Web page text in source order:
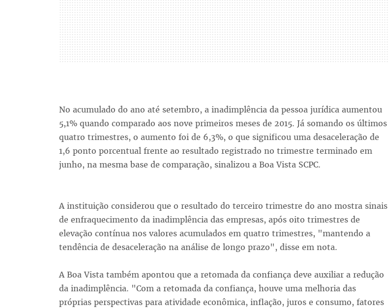
No acumulado do ano até setembro, a inadimplência da pessoa jurídica aumentou
5,1% quando comparado aos nove primeiros meses de 2015. Já somando os últimos
quatro trimestres, o aumento foi de 6,3%, o que significou uma desaceleração de
1,6 ponto porcentual frente ao resultado registrado no trimestre terminado em
junho, na mesma base de comparação, sinalizou a Boa Vista SCPC.
A instituição considerou que o resultado do terceiro trimestre do ano mostra sinais
de enfraquecimento da inadimplência das empresas, após oito trimestres de
elevação contínua nos valores acumulados em quatro trimestres, "mantendo a
tendência de desaceleração na análise de longo prazo", disse em nota.
A Boa Vista também apontou que a retomada da confiança deve auxiliar a redução
da inadimplência. "Com a retomada da confiança, houve uma melhoria das
próprias perspectivas para atividade econômica, inflação, juros e consumo, fatores